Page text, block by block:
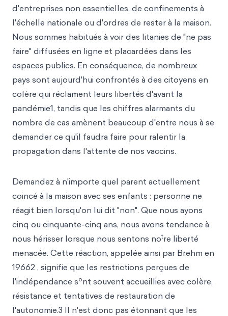
d'entreprises non essentielles, de confinements à
l'échelle nationale ou d'ordres de rester à la maison.
Nous sommes habitués à voir des litanies de "ne pas
faire" diffusées en ligne et placardées dans les
espaces publics. En conséquence, de nombreux
pays sont aujourd'hui confrontés à des citoyens en
colère qui réclament leurs libertés d'avant la
pandémie1, tandis que les chiffres alarmants du
nombre de cas amènent beaucoup d'entre nous à se
demander ce qu'il faudra faire pour ralentir la
propagation dans l'attente de nos vaccins.
Demandez à n'importe quel parent actuellement
coincé à la maison avec ses enfants : personne ne
réagit bien lorsqu'on lui dit "non". Que nous ayons
cinq ou cinquante-cinq ans, nous avons tendance à
nous hérisser lorsque nous sentons notre liberté
menacée. Cette réaction, appelée ainsi par Brehm en
19662 , signifie que les restrictions perçues de
l'indépendance sont souvent accueillies avec colère,
résistance et tentatives de restauration de
l'autonomie.3 Il n'est donc pas étonnant que les